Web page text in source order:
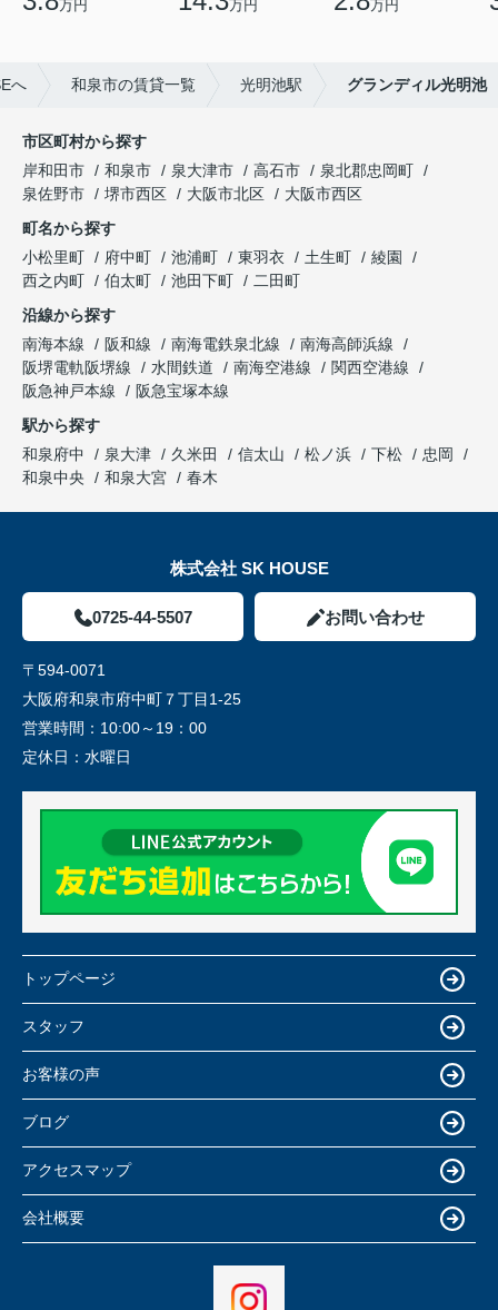
万円 万円 万円
へ 和泉市の賃貸一覧 光明池駅 グランディル光明池
市区町村から探す
岸和田市
和泉市 泉大津市 高石市
泉北郡忠岡町
泉佐野市
堺市西区 大阪市北区
大阪市西区
町名から探す
小松里町
府中町 池浦町 東羽衣 土生町
綾園
西之内町
伯太町 池田下町
二田町
沿線から探す
南海本線
阪和線 南海電鉄泉北線
南海高師浜線
阪堺電軌阪堺線
水間鉄道 南海空港線
関西空港線
阪急神戸本線
阪急宝塚本線
駅から探す
和泉府中
泉大津 久米田 信太山 松ノ浜 下松
忠岡
和泉中央
和泉大宮 春木
株式会社 SK HOUSE
0725-44-5507 お問い合わせ
〒594-0071
大阪府和泉市府中町７丁目1-25
営業時間： 10:00～19：00
定休日： 水曜日
トップページ
スタッフ
お客様の声
ブログ
アクセスマップ
会社概要